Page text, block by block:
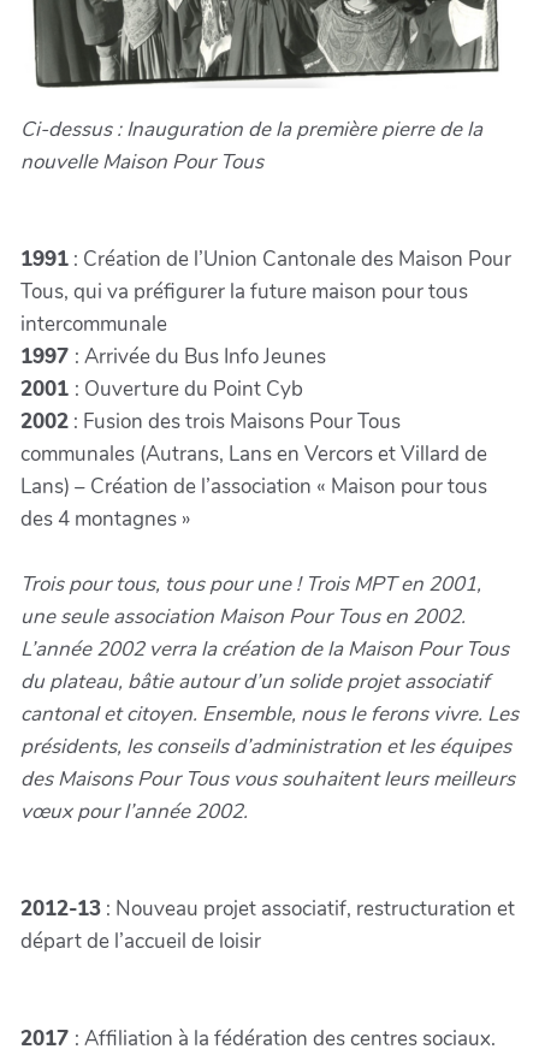
Ci-dessus : Inauguration de la première pierre de la
nouvelle Maison Pour Tous
1991 : Création de l’Union Cantonale des Maison Pour
Tous, qui va préfigurer la future maison pour tous
intercommunale
1997 : Arrivée du Bus Info Jeunes
2001 : Ouverture du Point Cyb
2002 : Fusion des trois Maisons Pour Tous
communales (Autrans, Lans en Vercors et Villard de
Lans) – Création de l’association « Maison pour tous
des 4 montagnes »
Trois pour tous, tous pour une ! Trois MPT en 2001,
une seule association Maison Pour Tous en 2002.
L’année 2002 verra la création de la Maison Pour Tous
du plateau, bâtie autour d’un solide projet associatif
cantonal et citoyen. Ensemble, nous le ferons vivre. Les
présidents, les conseils d’administration et les équipes
des Maisons Pour Tous vous souhaitent leurs meilleurs
vœux pour l’année 2002.
2012-13 : Nouveau projet associatif, restructuration et
départ de l’accueil de loisir
2017 : Affiliation à la fédération des centres sociaux.